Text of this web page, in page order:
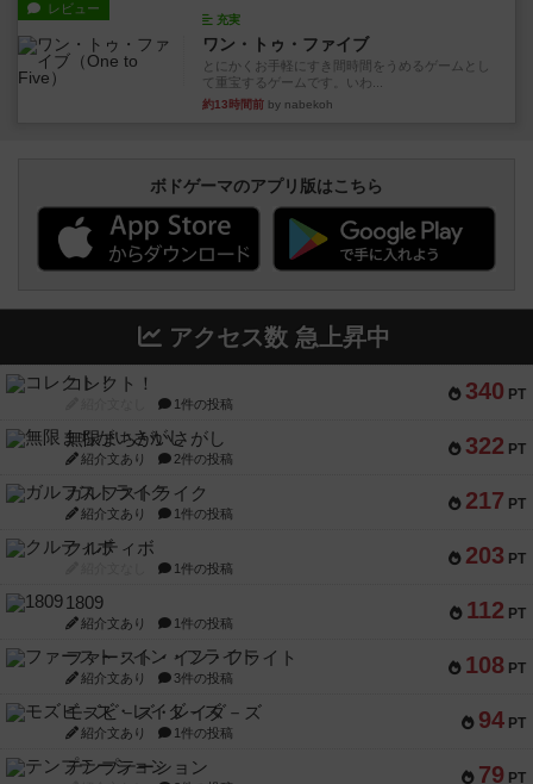
レビュー
充実
ワン・トゥ・ファイブ
とにかくお手軽にすき間時間をうめるゲームとし
て重宝するゲームです。いわ...
約13時間前 by nabekoh
ボドゲーマのアプリ版はこちら
アクセス数 急上昇中
340 PT
コレクト！
1件の投稿
322 PT
無限まちがいさがし
紹介文あり 2件の投稿
217 PT
ガルフストライク
紹介文あり 1件の投稿
203 PT
クルティボ
1件の投稿
112 PT
1809
紹介文あり 1件の投稿
108 PT
ファースト・イン・フライト
紹介文あり 3件の投稿
94 PT
モズビ－ズ・レイダ－ズ
紹介文あり 1件の投稿
79 PT
テンプテーション